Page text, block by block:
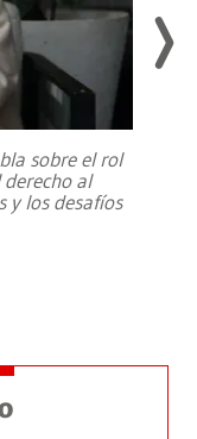
sobre el rol
al
y los desafíos